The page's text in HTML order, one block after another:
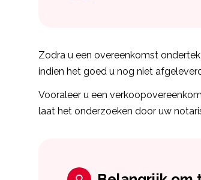
Zodra u een overeenkomst
indien het goed u nog niet
Vooraleer u een
laat het onderzoeken door uw